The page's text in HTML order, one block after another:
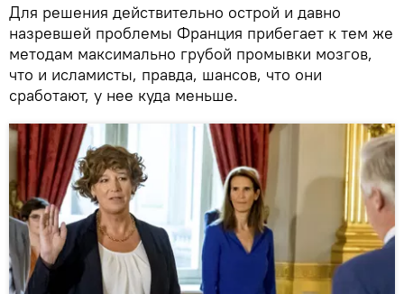
Для решения действительно острой и давно
назревшей проблемы Франция прибегает к тем же
методам максимально грубой промывки мозгов,
что и исламисты, правда, шансов, что они
сработают, у нее куда меньше.